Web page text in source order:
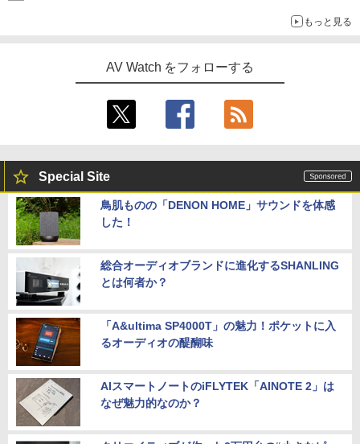
もっと見る
AV Watch をフォローする
Special Site
鳥肌ものの「DENON HOME」サウンドを体感
した！
総合オーディオブランドに進化するSHANLING
とは何者か？
「A&ultima SP4000T」の魅力！ポケットに入
るオーディオの醍醐味
AIスマートノートのiFLYTEK「AINOTE 2」は
なぜ魅力的なのか？